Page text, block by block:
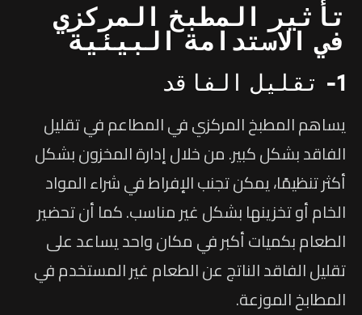
تأثير المطبخ المركزي
في الاستدامة البيئية
1- تقليل الفاقد
يساهم المطبخ المركزي في المطاعم في تقليل
الفاقد بشكل كبير. من خلال إدارة المخزون بشكل
أكثر تنظيمًا، يمكن تجنب الإفراط في شراء المواد
الخام أو تخزينها بشكل غير مناسب. كما أن تحضير
الطعام بكميات أكبر في مكان واحد يساعد على
تقليل الفاقد الناتج عن الطعام غير المستخدم في
المطابخ الموزعة.